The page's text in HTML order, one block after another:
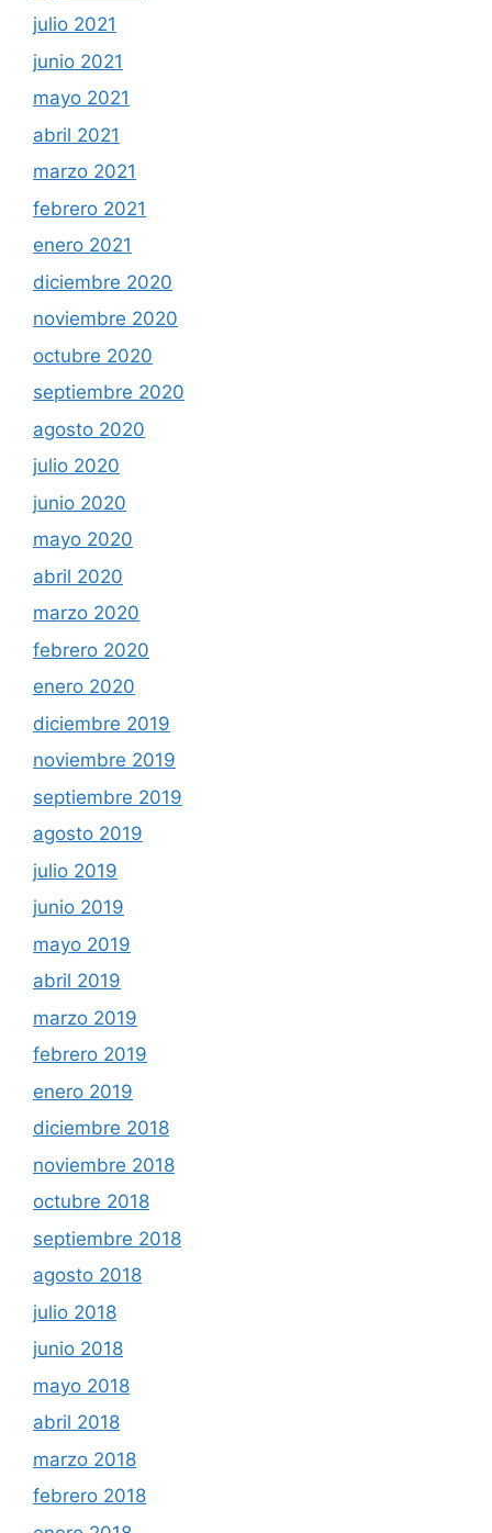
julio 2021
junio 2021
mayo 2021
abril 2021
marzo 2021
febrero 2021
enero 2021
diciembre 2020
noviembre 2020
octubre 2020
septiembre 2020
agosto 2020
julio 2020
junio 2020
mayo 2020
abril 2020
marzo 2020
febrero 2020
enero 2020
diciembre 2019
noviembre 2019
septiembre 2019
agosto 2019
julio 2019
junio 2019
mayo 2019
abril 2019
marzo 2019
febrero 2019
enero 2019
diciembre 2018
noviembre 2018
octubre 2018
septiembre 2018
agosto 2018
julio 2018
junio 2018
mayo 2018
abril 2018
marzo 2018
febrero 2018